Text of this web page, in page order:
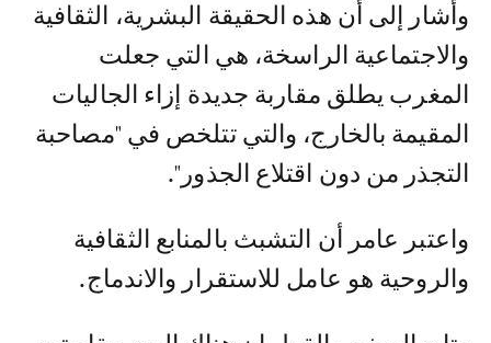
وأشار إلى أن هذه الحقيقة البشرية، الثقافية
والاجتماعية الراسخة، هي التي جعلت
المغرب يطلق مقاربة جديدة إزاء الجاليات
المقيمة بالخارج، والتي تتلخص في "مصاحبة
التجذر من دون اقتلاع الجذور".
واعتبر عامر أن التشبث بالمنابع الثقافية
والروحية هو عامل للاستقرار والاندماج.